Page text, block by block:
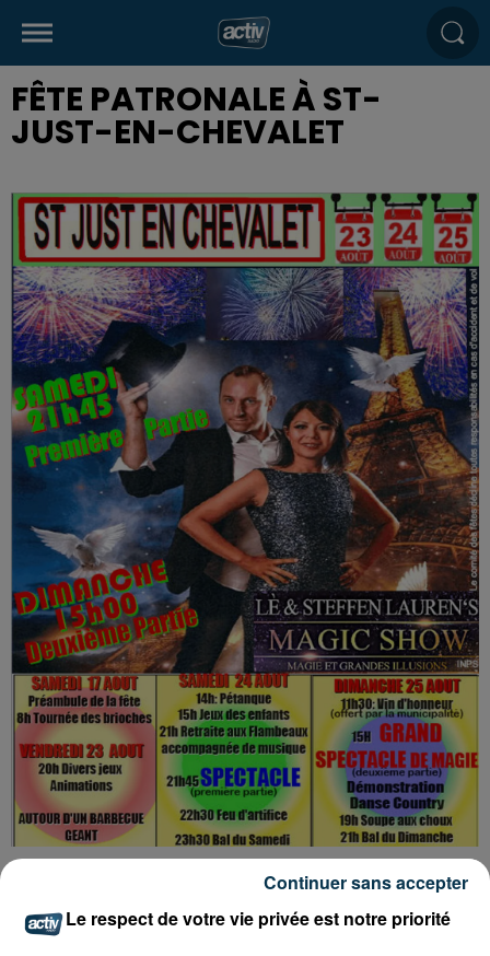
FÊTE PATRONALE À ST-
JUST-EN-CHEVALET
Le respect de votre vie privée est notre priorité
Continuer sans accepter